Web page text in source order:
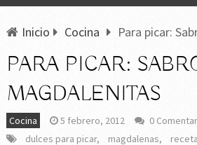
Inicio Cocina Para picar:
PARA PICAR:
MAGDALENITAS
Cocina 5 febrero, 2012
0
dulces para picar, magdalenas,